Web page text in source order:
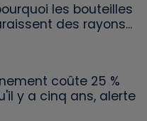
les bouteilles
des rayons...
coûte 25 %
y a cinq ans, alerte